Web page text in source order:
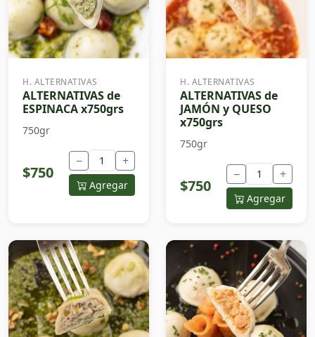
H. ALTERNATIVAS
ALTERNATIVAS de
ESPINACA x750grs
750gr
$750
− +
Agregar
H. ALTERNATIVAS
ALTERNATIVAS de
JAMÓN y QUESO
x750grs
750gr
$750
− +
Agregar